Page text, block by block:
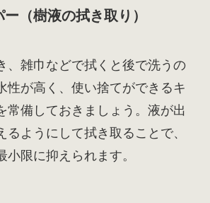
（樹液の拭き取り）
、雑巾などで拭くと後で洗うの
性が高く、使い捨てができるキ
常備しておきましょう。液が出
るようにして拭き取ることで、
小限に抑えられます。